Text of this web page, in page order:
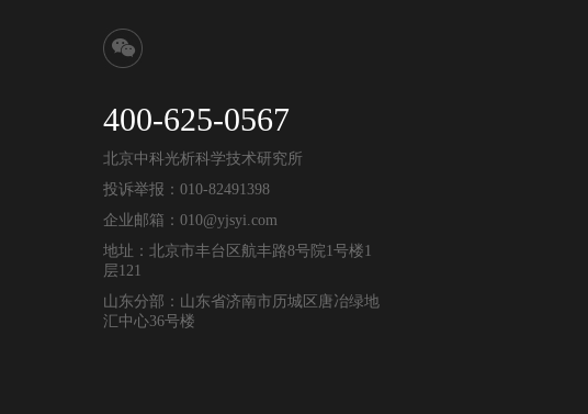
400-625-0567
北京中科光析科学技术研究所
投诉举报：010-82491398
企业邮箱：010@yjsyi.com
地址：北京市丰台区航丰路8号院1号楼1
层121
山东分部：山东省济南市历城区唐冶绿地
汇中心36号楼